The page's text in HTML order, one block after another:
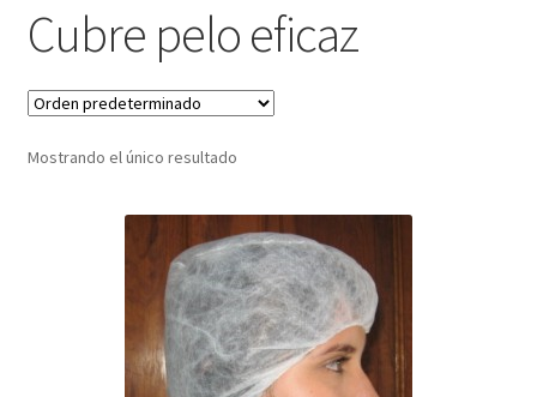
Contacto
Empresa
Más
Cubre pelo eficaz
Mostrando el único resultado